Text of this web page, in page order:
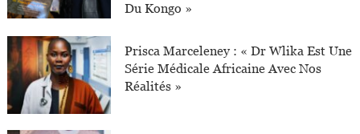
Du Kongo »
Prisca Marceleney : « Dr Wlika Est Une
Série Médicale Africaine Avec Nos
Réalités »